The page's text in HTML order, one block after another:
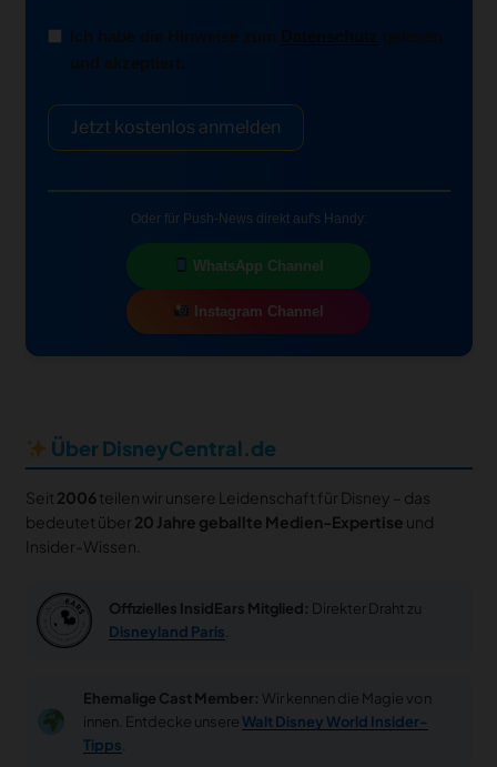
Ich habe die Hinweise zum Datenschutz
und akzeptiert.
Jetzt kostenlos anmelden
Oder für Push-News direkt auf's Handy:
WhatsApp Channel
Instagram Channel
Über DisneyCentral.de
Seit 2006teilen wir unsere Leidenschaft für Disney – das
bedeutet über 20 Jahre geballte Medien-Expertise und
Insider-Wissen.
Offizielles InsidEars Mitglied: Direkter Draht zu
Disneyland Paris
Ehemalige Cast Member: Wir kennen die Magie von
innen. Entdecke unsere Walt Disney World Insider-
Tipps